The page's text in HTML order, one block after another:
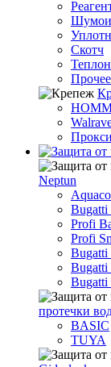
Скотч
Прочее
Neptun
Bugatti
Profi
Profi
Bugatti
Bugatti
Bugatti
протечки
BASIC
TUYA